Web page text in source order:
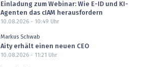
Einladung zum Webinar: Wie E-ID und KI-
Agenten das cIAM herausfordern
10.08.2026 - 10:49 Uhr
Markus Schwab
Aity erhält einen neuen CEO
10.08.2026 - 11:21 Uhr